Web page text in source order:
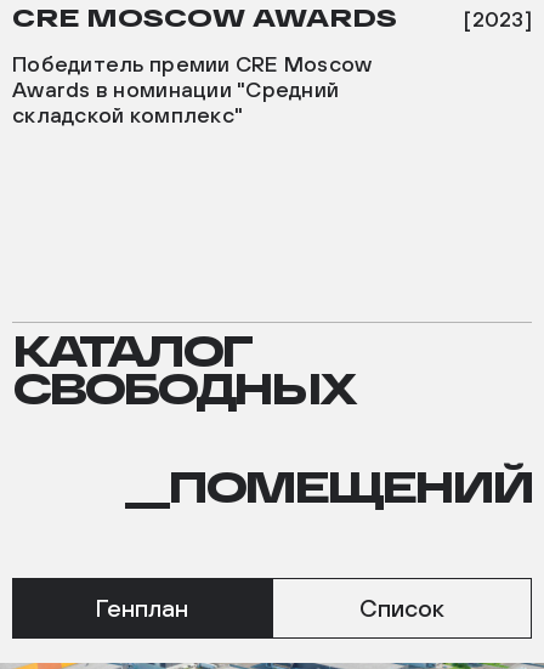
CRE MOSCOW AWARDS
[2023]
Победитель премии CRE Moscow
Awards в номинации "Средний
складской комплекс"
КАТАЛОГ
СВОБОДНЫХ
ПОМЕЩЕНИЙ
КАТАЛОГ
СВОБОДНЫХ
Генплан Список
__ПОМЕЩЕНИЙ